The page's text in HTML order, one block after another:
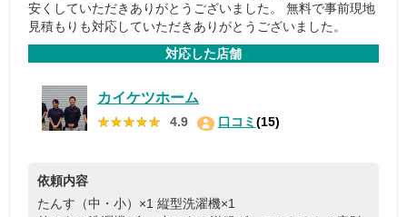
安くしていただきありがとうございました。 無料で事前現地
見積もりも対応していただきありがとうございました。
対応した店舗
カイケツホーム
★★★★★
★★★★★ 4.9 口コミ(15)
依頼内容
たんす（中・小）×1 縦型洗濯機×1